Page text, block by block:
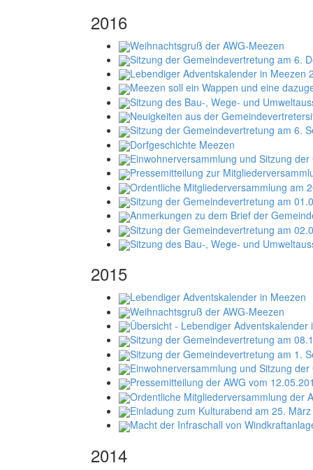
2016
Weihnachtsgruß der AWG-Meezen
Sitzung der Gemeindevertretung am 6.
Lebendiger Adventskalender in Meezen
Meezen soll ein Wappen und eine
Sitzung des Bau-, Wege- und
Neuigkeiten aus der
Sitzung der Gemeindevertretung am 6.
Dorfgeschichte Meezen
Einwohnerversammlung und Sitzung
Pressemitteilung zur
Ordentliche Mitgliederversammlung am
Sitzung der Gemeindevertretung am
Anmerkungen zu dem Brief der
Sitzung der Gemeindevertretung am
Sitzung des Bau-, Wege- und
2015
Lebendiger Adventskalender in Meezen
Weihnachtsgruß der AWG-Meezen
Übersicht - Lebendiger Adventskalender
Sitzung der Gemeindevertretung am
Sitzung der Gemeindevertretung am 1.
Einwohnerversammlung und Sitzung
Pressemitteilung der AWG vom
Ordentliche Mitgliederversammlung der
Einladung zum Kulturabend am 25.
Macht der Infraschall von
2014